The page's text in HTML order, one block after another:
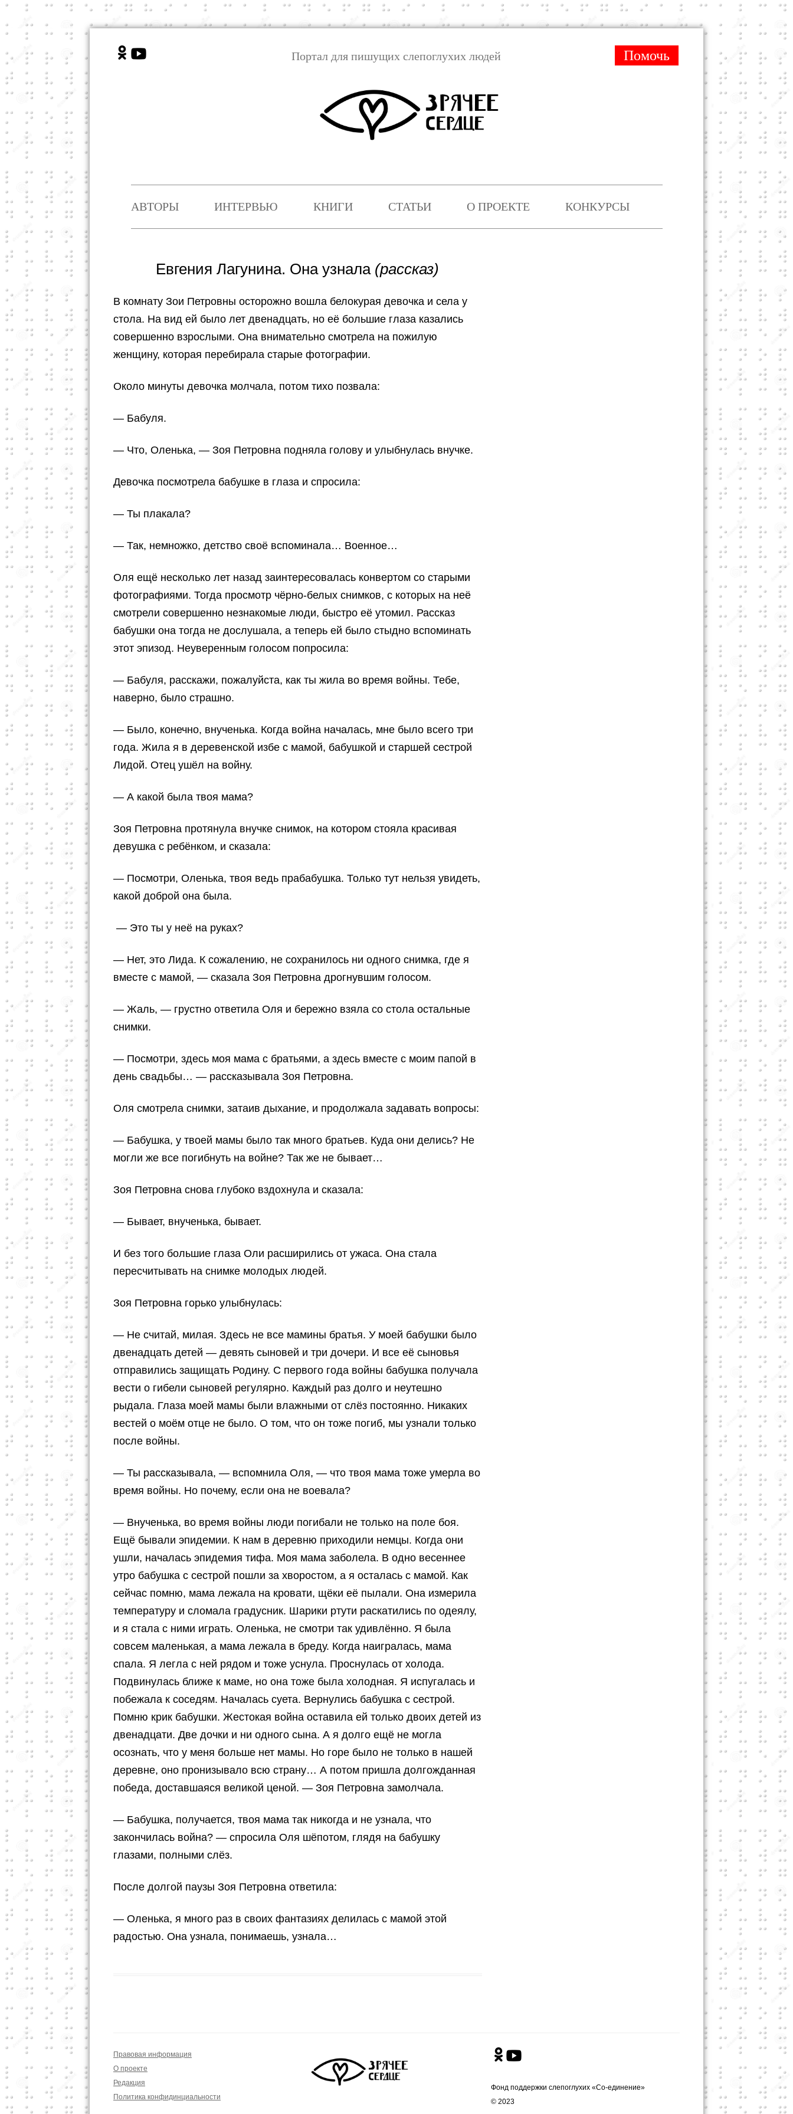
Портал для пишущих слепоглухих людей Помочь
содержимому
АВТОРЫ ИНТЕРВЬЮ КНИГИ СТАТЬИ О ПРОЕКТЕ КОНКУРСЫ
Евгения Лагунина. Она узнала (рассказ)
В комнату Зои Петровны осторожно вошла белокурая девочка и села у
стола. На вид ей было лет двенадцать, но её большие глаза казались
совершенно взрослыми. Она внимательно смотрела на пожилую
женщину, которая перебирала старые фотографии.
Около минуты девочка молчала, потом тихо позвала:
— Бабуля.
— Что, Оленька, — Зоя Петровна подняла голову и улыбнулась внучке.
Девочка посмотрела бабушке в глаза и спросила:
— Ты плакала?
— Так, немножко, детство своё вспоминала… Военное…
Оля ещё несколько лет назад заинтересовалась конвертом со старыми
фотографиями. Тогда просмотр чёрно-белых снимков, с которых на неё
смотрели совершенно незнакомые люди, быстро её утомил. Рассказ
бабушки она тогда не дослушала, а теперь ей было стыдно вспоминать
этот эпизод. Неуверенным голосом попросила:
— Бабуля, расскажи, пожалуйста, как ты жила во время войны. Тебе,
наверно, было страшно.
— Было, конечно, внученька. Когда война началась, мне было всего три
года. Жила я в деревенской избе с мамой, бабушкой и старшей сестрой
Лидой. Отец ушёл на войну.
— А какой была твоя мама?
Зоя Петровна протянула внучке снимок, на котором стояла красивая
девушка с ребёнком, и сказала:
— Посмотри, Оленька, твоя ведь прабабушка. Только тут нельзя увидеть,
какой доброй она была.
— Это ты у неё на руках?
— Нет, это Лида. К сожалению, не сохранилось ни одного снимка, где я
вместе с мамой, — сказала Зоя Петровна дрогнувшим голосом.
— Жаль, — грустно ответила Оля и бережно взяла со стола остальные
снимки.
— Посмотри, здесь моя мама с братьями, а здесь вместе с моим папой в
день свадьбы… — рассказывала Зоя Петровна.
Оля смотрела снимки, затаив дыхание, и продолжала задавать вопросы:
— Бабушка, у твоей мамы было так много братьев. Куда они делись? Не
могли же все погибнуть на войне? Так же не бывает…
Зоя Петровна снова глубоко вздохнула и сказала:
— Бывает, внученька, бывает.
И без того большие глаза Оли расширились от ужаса. Она стала
пересчитывать на снимке молодых людей.
Зоя Петровна горько улыбнулась:
— Не считай, милая. Здесь не все мамины братья. У моей бабушки было
двенадцать детей — девять сыновей и три дочери. И все её сыновья
отправились защищать Родину. С первого года войны бабушка получала
вести о гибели сыновей регулярно. Каждый раз долго и неутешно
рыдала. Глаза моей мамы были влажными от слёз постоянно. Никаких
вестей о моём отце не было. О том, что он тоже погиб, мы узнали только
после войны.
— Ты рассказывала, — вспомнила Оля, — что твоя мама тоже умерла во
время войны. Но почему, если она не воевала?
— Внученька, во время войны люди погибали не только на поле боя.
Ещё бывали эпидемии. К нам в деревню приходили немцы. Когда они
ушли, началась эпидемия тифа. Моя мама заболела. В одно весеннее
утро бабушка с сестрой пошли за хворостом, а я осталась с мамой. Как
сейчас помню, мама лежала на кровати, щёки её пылали. Она измерила
температуру и сломала градусник. Шарики ртути раскатились по одеялу,
и я стала с ними играть. Оленька, не смотри так удивлённо. Я была
совсем маленькая, а мама лежала в бреду. Когда наигралась, мама
спала. Я легла с ней рядом и тоже уснула. Проснулась от холода.
Подвинулась ближе к маме, но она тоже была холодная. Я испугалась и
побежала к соседям. Началась суета. Вернулись бабушка с сестрой.
Помню крик бабушки. Жестокая война оставила ей только двоих детей из
двенадцати. Две дочки и ни одного сына. А я долго ещё не могла
осознать, что у меня больше нет мамы. Но горе было не только в нашей
деревне, оно пронизывало всю страну… А потом пришла долгожданная
победа, доставшаяся великой ценой. — Зоя Петровна замолчала.
— Бабушка, получается, твоя мама так никогда и не узнала, что
закончилась война? — спросила Оля шёпотом, глядя на бабушку
глазами, полными слёз.
После долгой паузы Зоя Петровна ответила:
— Оленька, я много раз в своих фантазиях делилась с мамой этой
радостью. Она узнала, понимаешь, узнала…
Правовая информация
О проекте
Редакция
Политика конфидинциальности
Фонд поддержки слепоглухих «Со-единение»
© 2023